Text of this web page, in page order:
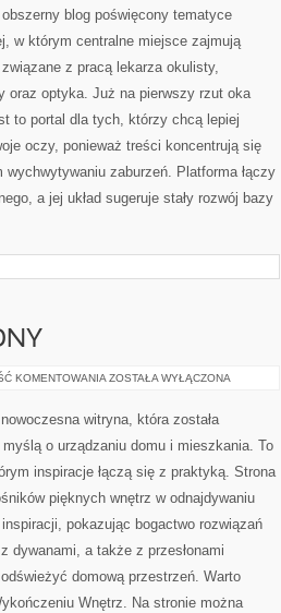
blog poświęcony tematyce
w którym centralne miejsce zajmują
z pracą lekarza okulisty,
oraz optyka. Już na pierwszy rzut oka
to portal dla tych, którzy chcą lepiej
oczy, ponieważ treści koncentrują się
zaburzeń. Platforma łączy
a jej układ sugeruje stały rozwój bazy
KOMENTOWANIA ROLETY,
ZASŁONY
ZOSTAŁA WYŁĄCZONA
witryna, która została
o urządzaniu domu i mieszkania. To
inspiracje łączą się z praktyką. Strona
pięknych wnętrz w odnajdywaniu
pokazując bogactwo rozwiązań
dywanami, a także z przesłonami
domową przestrzeń. Warto
Wnętrz. Na stronie można